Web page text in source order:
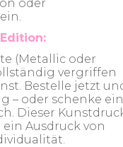
oder
(Metallic oder
vergriffen
Bestelle jetzt
– oder schenke ein
Dieser
Ausdruck von